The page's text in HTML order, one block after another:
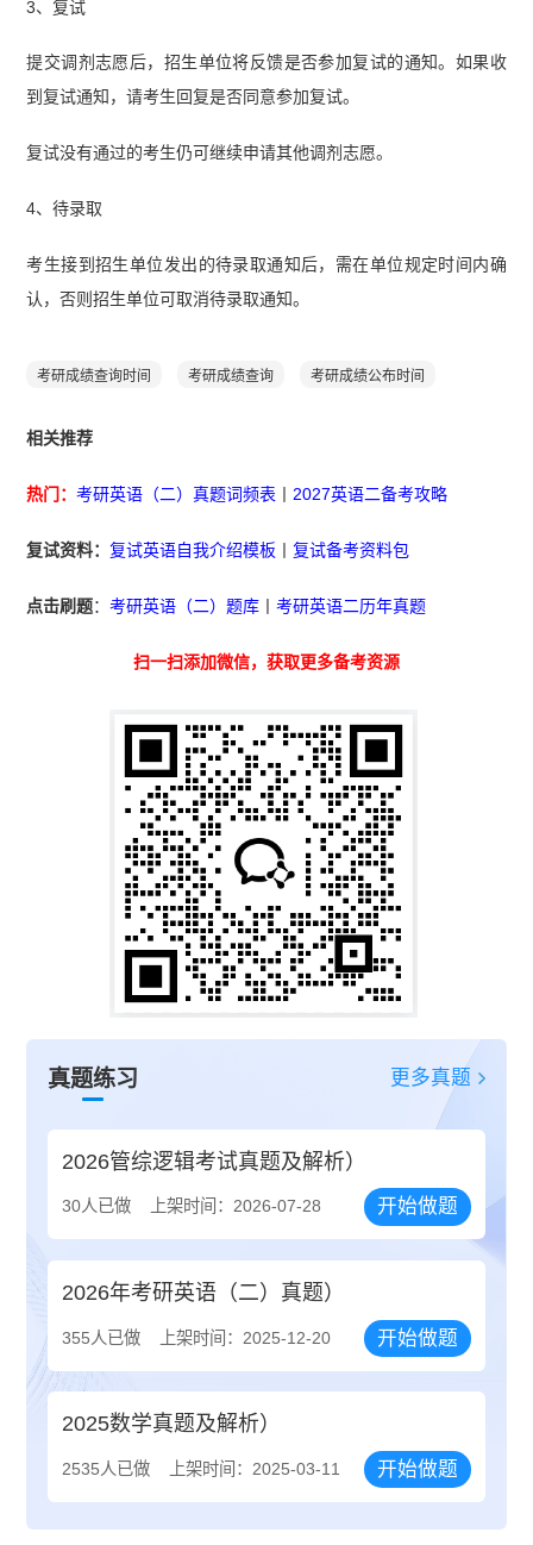
3、复试
提交调剂志愿后，招生单位将反馈是否参加复试的通知。如果收
到复试通知，请考生回复是否同意参加复试。
复试没有通过的考生仍可继续申请其他调剂志愿。
4、待录取
考生接到招生单位发出的待录取通知后，需在单位规定时间内确
认，否则招生单位可取消待录取通知。
考研成绩查询时间 考研成绩查询 考研成绩公布时间
相关推荐
热门：考研英语（二）真题词频表 2027英语二备考攻略
复试资料：复试英语自我介绍模板 丨复试备考资料包
点击刷题：考研英语（二）题库 丨考研英语二历年真题
扫一扫添加微信，获取更多备考资源
真题练习 更多真题
2026管综逻辑考试真题及解析）
30人已做 上架时间：2026-07-28 开始做题
2026年考研英语（二）真题）
355人已做 上架时间：2025-12-20 开始做题
2025数学真题及解析）
2535人已做 上架时间：2025-03-11 开始做题